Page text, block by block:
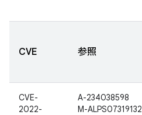
CVE 参照
CVE-
2022-
A-234038598
M-ALPS07319132